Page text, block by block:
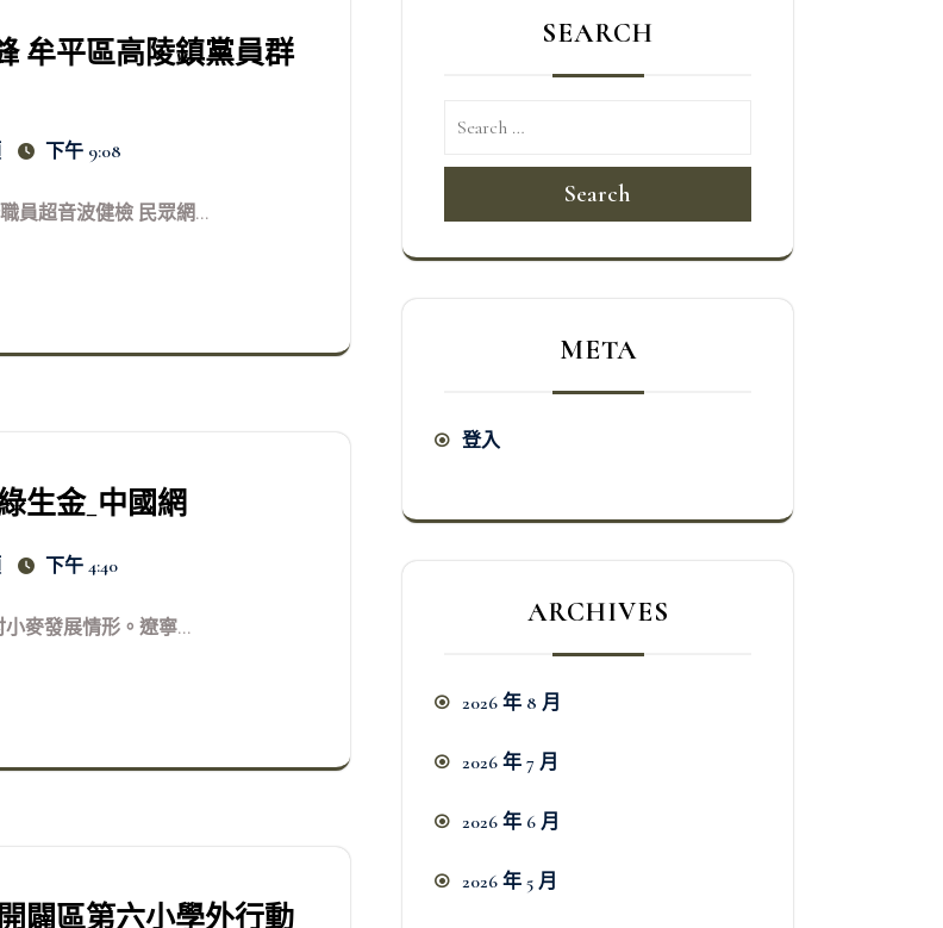
牟平區高陵鎮黨員群
下午 9:08
員超音波健檢 民眾網...
生金_中國網
下午 4:40
麥發展情形。遼寧...
闢區第六小學外行動
SEARCH
Search
META
登入
ARCHIVES
2026 年 8 月
2026 年 7 月
2026 年 6 月
2026 年 5 月